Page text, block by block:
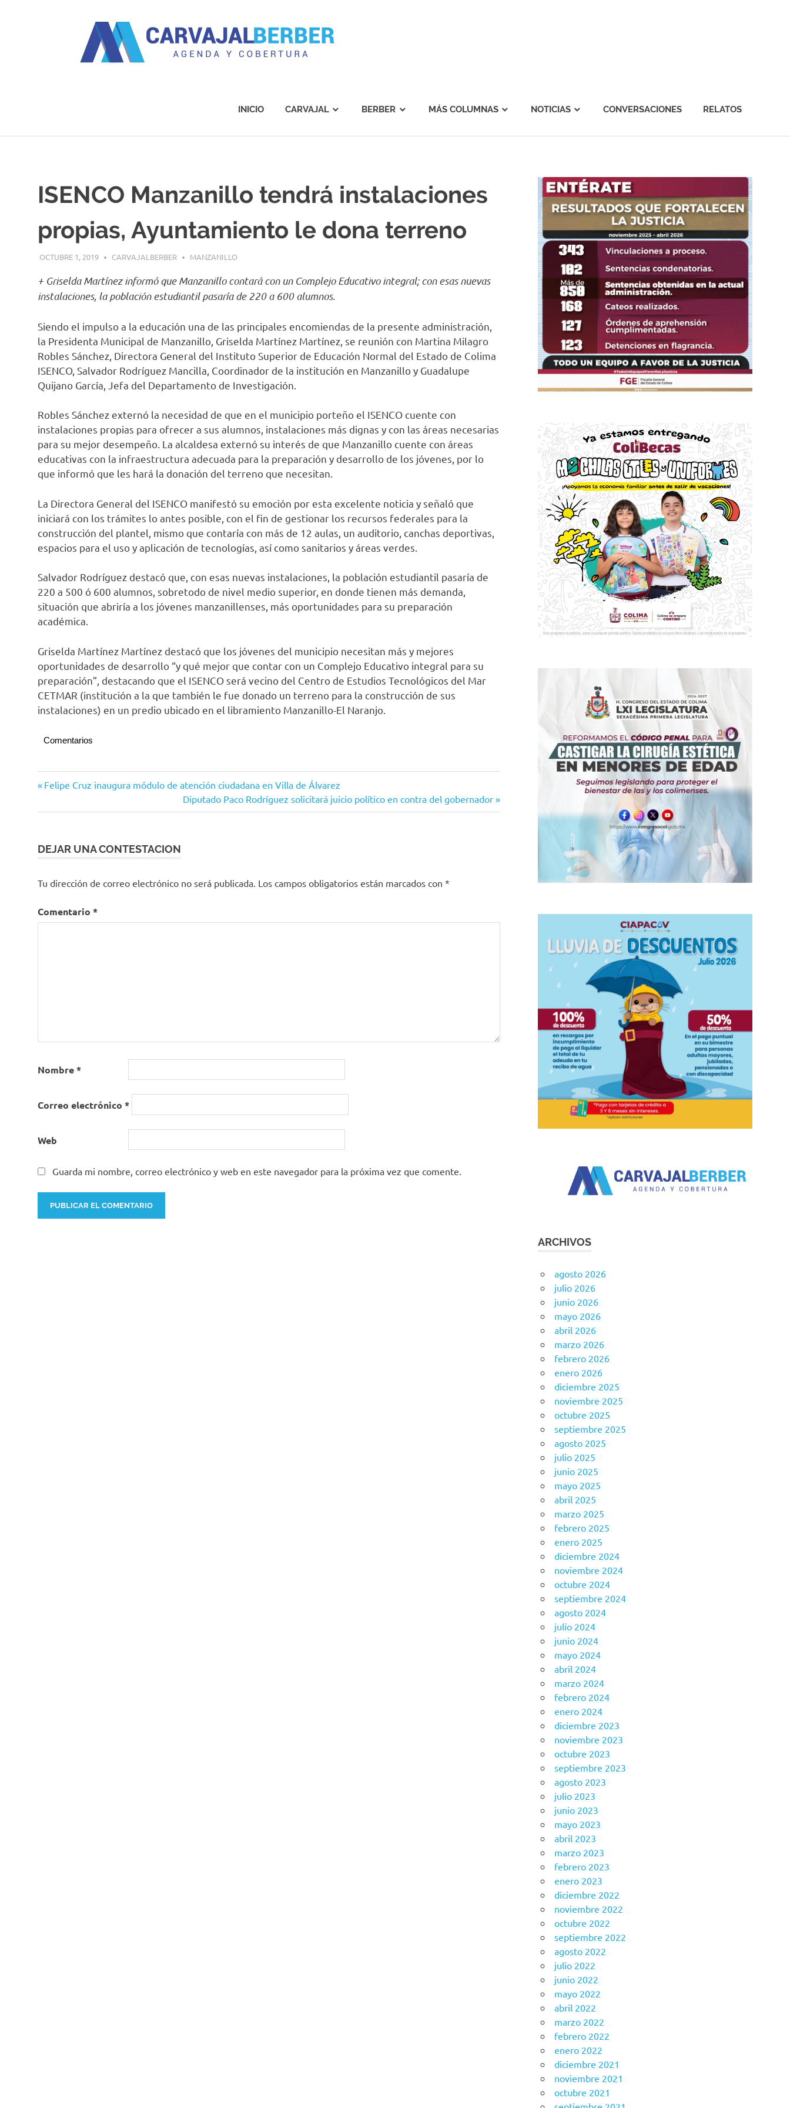
INICIO CARVAJAL BERBER MÁS COLUMNAS NOTICIAS CONVERSACIONES RELATOS
ISENCO Manzanillo tendrá instalaciones
propias, Ayuntamiento le dona terreno
OCTUBRE 1, 2019 CARVAJALBERBER MANZANILLO
+ Griselda Martínez informó que Manzanillo contará con un Complejo Educativo integral; con esas nuevas
instalaciones, la población estudiantil pasaría de 220 a 600 alumnos.
Siendo el impulso a la educación una de las principales encomiendas de la presente administración,
la Presidenta Municipal de Manzanillo, Griselda Martínez Martínez, se reunión con Martina Milagro
Robles Sánchez, Directora General del Instituto Superior de Educación Normal del Estado de Colima
ISENCO, Salvador Rodríguez Mancilla, Coordinador de la institución en Manzanillo y Guadalupe
Quijano García, Jefa del Departamento de Investigación.
Robles Sánchez externó la necesidad de que en el municipio porteño el ISENCO cuente con
instalaciones propias para ofrecer a sus alumnos, instalaciones más dignas y con las áreas necesarias
para su mejor desempeño. La alcaldesa externó su interés de que Manzanillo cuente con áreas
educativas con la infraestructura adecuada para la preparación y desarrollo de los jóvenes, por lo
que informó que les hará la donación del terreno que necesitan.
La Directora General del ISENCO manifestó su emoción por esta excelente noticia y señaló que
iniciará con los trámites lo antes posible, con el fin de gestionar los recursos federales para la
construcción del plantel, mismo que contaría con más de 12 aulas, un auditorio, canchas deportivas,
espacios para el uso y aplicación de tecnologías, así como sanitarios y áreas verdes.
Salvador Rodríguez destacó que, con esas nuevas instalaciones, la población estudiantil pasaría de
220 a 500 ó 600 alumnos, sobretodo de nivel medio superior, en donde tienen más demanda,
situación que abriría a los jóvenes manzanillenses, más oportunidades para su preparación
académica.
Griselda Martínez Martínez destacó que los jóvenes del municipio necesitan más y mejores
oportunidades de desarrollo “y qué mejor que contar con un Complejo Educativo integral para su
preparación”, destacando que el ISENCO será vecino del Centro de Estudios Tecnológicos del Mar
CETMAR (institución a la que también le fue donado un terreno para la construcción de sus
instalaciones) en un predio ubicado en el libramiento Manzanillo-El Naranjo.
Comentarios
Navegación
de
Entrada
Felipe Cruz inaugura módulo de atención ciudadana en Villa de Álvarez
Siguiente
entrada:
Diputado Paco Rodríguez solicitará juicio político en contra del gobernador
DEJAR UNA CONTESTACION
Tu dirección de correo electrónico no será publicada. Los campos obligatorios están marcados con *
Comentario *
Nombre*
Correo electrónico *
Web
Guarda mi nombre, correo electrónico y web en este navegador para la próxima vez que comente.
ARCHIVOS
agosto 2026
julio 2026
junio 2026
mayo 2026
abril 2026
marzo 2026
febrero 2026
enero 2026
diciembre 2025
noviembre 2025
octubre 2025
septiembre 2025
agosto 2025
julio 2025
junio 2025
mayo 2025
abril 2025
marzo 2025
febrero 2025
enero 2025
diciembre 2024
noviembre 2024
octubre 2024
septiembre 2024
agosto 2024
julio 2024
junio 2024
mayo 2024
abril 2024
marzo 2024
febrero 2024
enero 2024
diciembre 2023
noviembre 2023
octubre 2023
septiembre 2023
agosto 2023
julio 2023
junio 2023
mayo 2023
abril 2023
marzo 2023
febrero 2023
enero 2023
diciembre 2022
noviembre 2022
octubre 2022
septiembre 2022
agosto 2022
julio 2022
junio 2022
mayo 2022
abril 2022
marzo 2022
febrero 2022
enero 2022
diciembre 2021
noviembre 2021
octubre 2021